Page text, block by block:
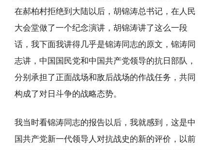
在郝柏村拒绝到大陆以后，胡锦涛总书记，在人民
大会堂做了一个纪念演讲，胡锦涛讲了这么一段
话，我下面我讲得几乎是锦涛同志的原文，锦涛同
志讲，中国国民党和中国共产党领导的抗日部队，
分别承担了正面战场和敌后战场的作战任务，共同
构成了对日斗争的战略态势。
我当时看锦涛同志的报告以后，我就感到，这是中
国共产党新一代领导人对抗战史的新的评价，以前